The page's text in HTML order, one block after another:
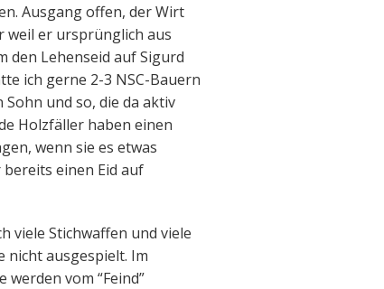
Ausgang offen, der Wirt
weil er ursprünglich aus
den Lehenseid auf Sigurd
ich gerne 2-3 NSC-Bauern
und so, die da aktiv
Holzfäller haben einen
wenn sie es etwas
einen Eid auf
viele Stichwaffen und viele
nicht ausgespielt. Im
vom “Feind”